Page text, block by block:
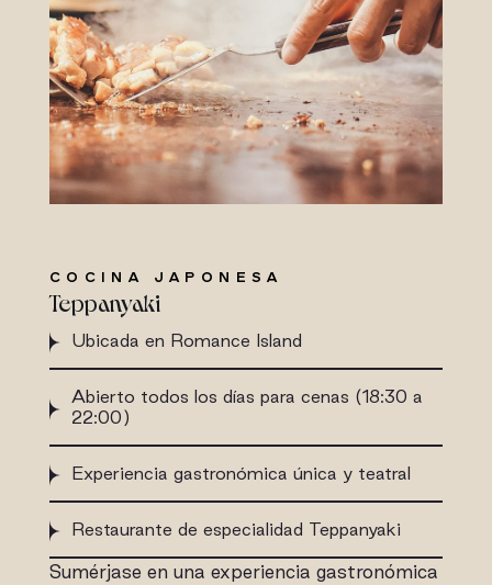
COCINA JAPONESA
Teppanyaki
Ubicada en Romance Island
Abierto todos los días para cenas (18:30 a
22:00)
Experiencia gastronómica única y teatral
Restaurante de especialidad Teppanyaki
Sumérjase en una experiencia gastronómica